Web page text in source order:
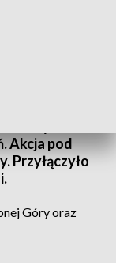
Akcja pod
Przyłączyło
Góry oraz